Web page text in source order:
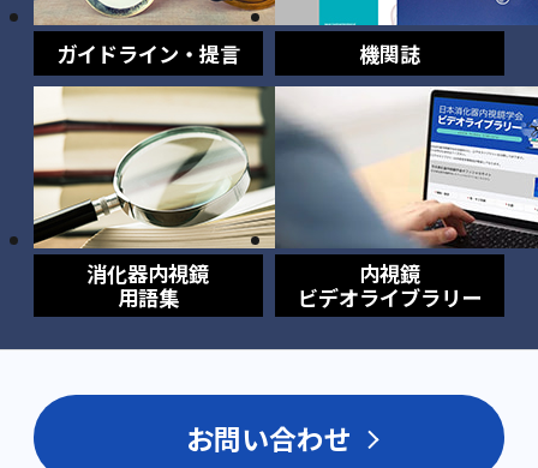
ガイドライン・提言 機関誌
消化器内視鏡
用語集
内視鏡
ビデオライブラリー
お問い合わせ